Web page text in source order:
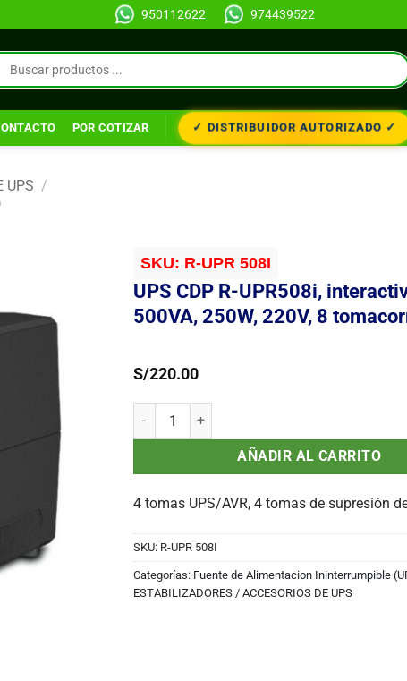
950112622 974439522
POR COTIZAR ✓ DISTRIBUIDOR AUTORIZADO ✓
UPS /
SKU: R-UPR 508I
UPS CDP R-UPR508i,
500VA, 250W, 220V, 8
S/220.00
UPS CDP R-UPR508i, interactivo, 500VA,
AÑADIR AL CARRITO
4 tomas UPS/AVR, 4 tomas de supresión
SKU: R-UPR 508I
Categorías: Fuente de Alimentacion Ininterrumpible
ESTABILIZADORES / ACCESORIOS DE UPS